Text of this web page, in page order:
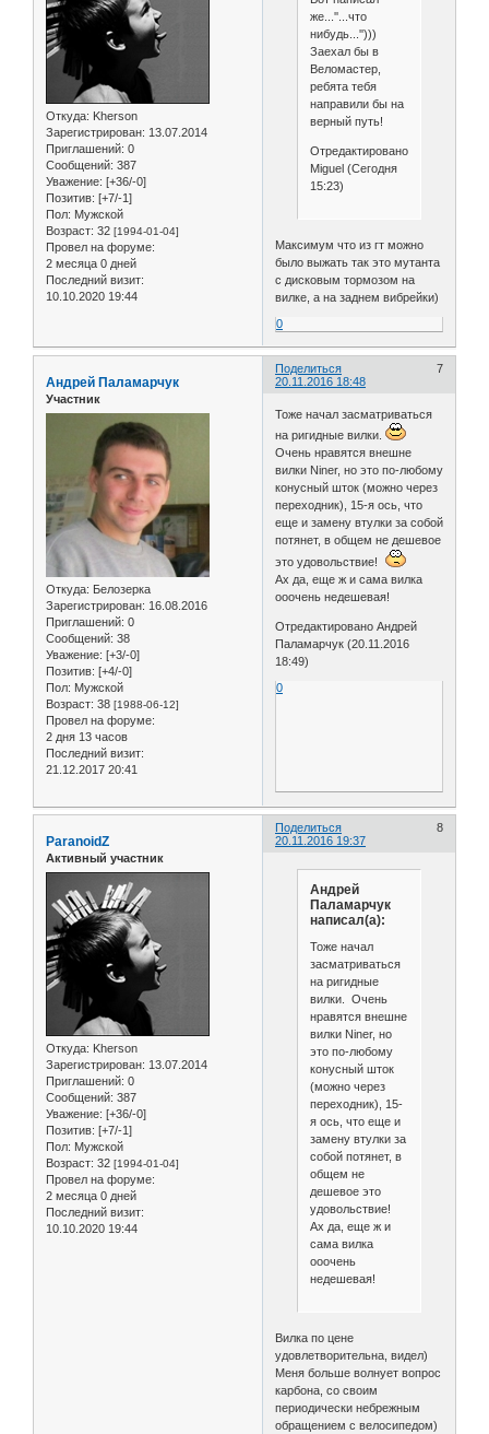
Откуда: Kherson
Зарегистрирован: 13.07.2014
Приглашений: 0
Сообщений: 387
Уважение: [+36/-0]
Позитив: [+7/-1]
Пол: Мужской
Возраст: 32 [1994-01-04]
Провел на форуме:
2 месяца 0 дней
Последний визит:
10.10.2020 19:44
же...''...что
нибудь...'')))
Заехал бы в
Веломастер,
ребята тебя
направили бы на
верный путь!
Отредактировано
Miguel (Сегодня
15:23)
Максимум что из гт можно
было выжать так это мутанта
с дисковым тормозом на
вилке, а на заднем вибрейки)
0
Поделиться
7
20.11.2016 18:48
Андрей Паламарчук
Участник
Откуда: Белозерка
Зарегистрирован: 16.08.2016
Приглашений: 0
Сообщений: 38
Уважение: [+3/-0]
Позитив: [+4/-0]
Пол: Мужской
Возраст: 38 [1988-06-12]
Провел на форуме:
2 дня 13 часов
Последний визит:
21.12.2017 20:41
Тоже начал засматриваться
на ригидные вилки.
Очень нравятся внешне
вилки Niner, но это по-любому
конусный шток (можно через
переходник), 15-я ось, что
еще и замену втулки за собой
потянет, в общем не дешевое
это удовольствие!
Ах да, еще ж и сама вилка
ооочень недешевая!
Отредактировано Андрей
Паламарчук (20.11.2016
18:49)
0
Поделиться
8
20.11.2016 19:37
ParanoidZ
Активный участник
Откуда: Kherson
Зарегистрирован: 13.07.2014
Приглашений: 0
Сообщений: 387
Уважение: [+36/-0]
Позитив: [+7/-1]
Пол: Мужской
Возраст: 32 [1994-01-04]
Провел на форуме:
2 месяца 0 дней
Последний визит:
10.10.2020 19:44
Андрей
Паламарчук
написал(а):
Тоже начал
засматриваться
на ригидные
вилки. Очень
нравятся внешне
вилки Niner, но
это по-любому
конусный шток
(можно через
переходник), 15-
я ось, что еще и
замену втулки за
собой потянет, в
общем не
дешевое это
удовольствие!
Ах да, еще ж и
сама вилка
ооочень
недешевая!
Вилка по цене
удовлетворительна, видел)
Меня больше волнует вопрос
карбона, со своим
периодически небрежным
обращением с велосипедом)